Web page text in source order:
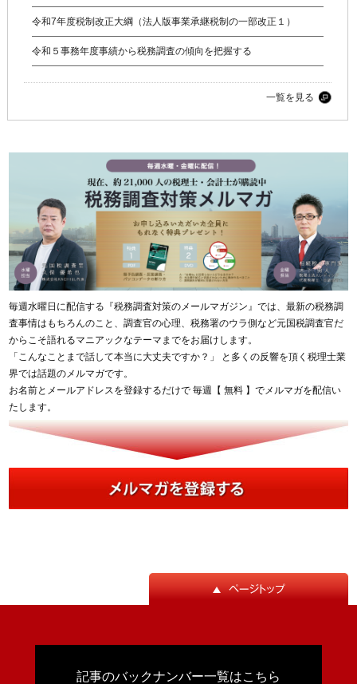
令和7年度税制改正大綱（法人版事業承継税制の一部改正１）
令和５事務年度事績から税務調査の傾向を把握する
一覧を見る
毎週水曜日に配信する『税務調査対策のメールマガジン』では、最新の税務調
査事情はもちろんのこと、調査官の心理、税務署のウラ側など元国税調査官だ
からこそ語れるマニアックなテーマまでをお届けします。
「こんなことまで話して本当に大丈夫ですか？」 と多くの反響を頂く税理士業
界では話題のメルマガです。
お名前とメールアドレスを登録するだけで 毎週【 無料 】でメルマガを配信い
たします。
記事のバックナンバー一覧はこちら